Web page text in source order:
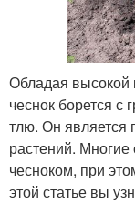
Обладая высокой
чеснок борется с
тлю. Он является
растений. Многие
чесноком, при
этой статье вы